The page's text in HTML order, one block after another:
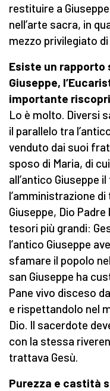
restituire a
nell’arte sacra, in
mezzo privilegiato
Esiste un
Giuseppe,
importante
Lo è molto. Diversi
il parallelo tra
venduto dai suoi
sposo di Maria, di
all’antico Giuseppe
l’amministrazione
Giuseppe, Dio
tesori più grandi:
l’antico Giuseppe
sfamare il popolo
san Giuseppe ha
Pane vivo disceso
e rispettandolo nel
Dio. Il sacerdote
con la stessa
trattava Gesù.
Purezza e castità